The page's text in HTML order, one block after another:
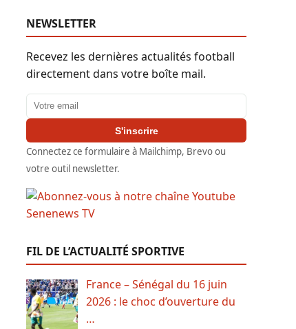
NEWSLETTER
Recevez les dernières actualités football
directement dans votre boîte mail.
Adresse email
S'inscrire
Connectez ce formulaire à Mailchimp, Brevo ou
votre outil newsletter.
FIL DE L’ACTUALITÉ SPORTIVE
France – Sénégal du 16 juin
2026 : le choc d’ouverture du
…